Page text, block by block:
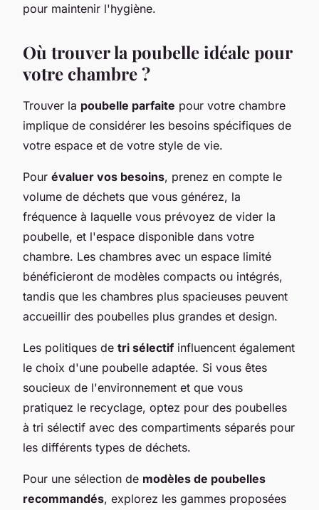
pour maintenir l'hygiène.
Où trouver la poubelle idéale pour
votre chambre ?
Trouver la poubelle parfaite pour votre chambre
implique de considérer les besoins spécifiques de
votre espace et de votre style de vie.
Pour évaluer vos besoins, prenez en compte le
volume de déchets que vous générez, la
fréquence à laquelle vous prévoyez de vider la
poubelle, et l'espace disponible dans votre
chambre. Les chambres avec un espace limité
bénéficieront de modèles compacts ou intégrés,
tandis que les chambres plus spacieuses peuvent
accueillir des poubelles plus grandes et design.
Les politiques de tri sélectifinfluencent également
le choix d'une poubelle adaptée. Si vous êtes
soucieux de l'environnement et que vous
pratiquez le recyclage, optez pour des poubelles
à tri sélectif avec des compartiments séparés pour
les différents types de déchets.
Pour une sélection de modèles de poubelles
recommandés, explorez les gammes proposées